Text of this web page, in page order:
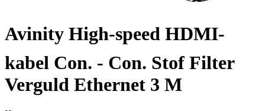
Avinity High-speed HDMI-
kabel Con. - Con. Stof Filter
Verguld Ethernet 3 M